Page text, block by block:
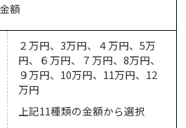
額
２万円、 3万円、４万円、 5万
円、６万円、７万円、 8万円、
９万円、 10万円、 11万円、 12
万円
上記11種類の金額から選択